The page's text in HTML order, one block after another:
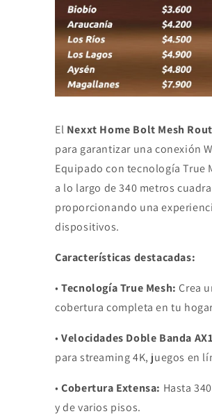
El Nexxt Home Bolt Mesh
para garantizar una conexión
Equipado con tecnología True
a lo largo de 340 metros
proporcionando una
dispositivos.
Características destacadas:
• Tecnología True Mesh: Crea
cobertura completa en tu
• Velocidades Doble Banda
para streaming 4K, juegos en
• Cobertura Extensa: Hasta
y de varios pisos.